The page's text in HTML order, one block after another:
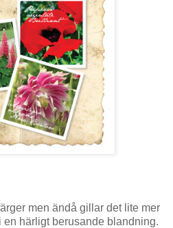
men ändå gillar det lite mer
en härligt berusande blandning.